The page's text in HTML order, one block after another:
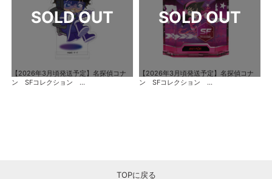
【2026年3月頃発送予定】名探偵コナ
ン SFコレクション ...
【2026年3月頃発送予定】名探偵コナ
ン SFコレクション ...
TOPに戻る